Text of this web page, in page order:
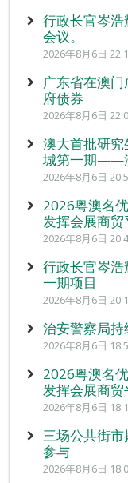
行政长官岑
会议。
2026年8月6日
广东省在澳
府债券
2026年8月6日
澳大首批研究
城第一期——
2026年8月6日
2026粤澳名
发挥会展商贸
2026年8月6日
行政长官岑
一期项目
2026年8月6日
治安警察局持
2026年8月6日
2026粤澳名
发挥会展商贸
2026年8月6日
三场公共街
参与
2026年8月6日